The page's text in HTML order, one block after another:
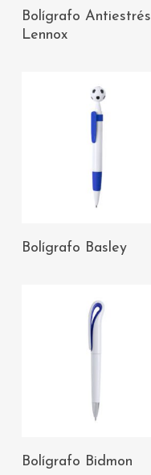
AÑADIR AL
Bolígrafo Antiestrés
Lennox
AÑADIR AL
Bolígrafo Basley
AÑADIR AL
Bolígrafo Bidmon